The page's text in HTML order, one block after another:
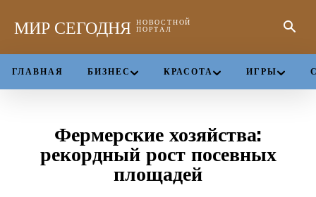
МИР СЕГОДНЯ НОВОСТНОЙ
ПОРТАЛ
ГЛАВНАЯ БИЗНЕС КРАСОТА ИГРЫ
Фермерские хозяйства:
рекордный рост посевных
площадей